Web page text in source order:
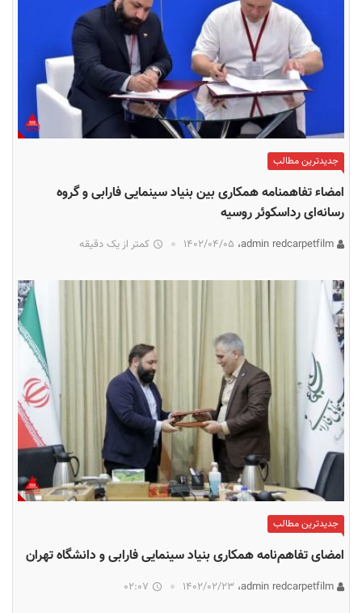
جدیدترین مطالب
امضاء تفاهمنامه همکاری بین بنیاد سینمایی فارابی و گروه
رسانه‌ای رداسکوئر روسیه
۱۴۰۲/۰۴/۰۵ کمتر از یک دقیقه
جدیدترین مطالب
امضای تفاهم‌نامه همکاری بنیاد سینمایی فارابی و دانشگاه تهران
۱۴۰۲/۰۲/۲۳ 02:07